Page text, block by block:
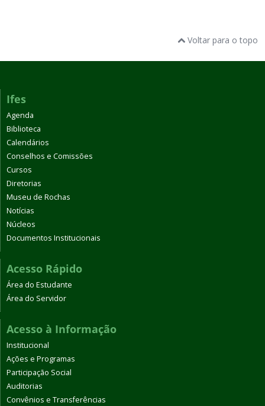
Voltar para o topo
Ifes
Agenda
Biblioteca
Calendários
Conselhos e Comissões
Cursos
Diretorias
Museu de Rochas
Notícias
Núcleos
Documentos Institucionais
Acesso Rápido
Área do Estudante
Área do Servidor
Acesso à Informação
Institucional
Ações e Programas
Participação Social
Auditorias
Convênios e Transferências